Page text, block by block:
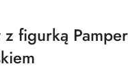
z figurką